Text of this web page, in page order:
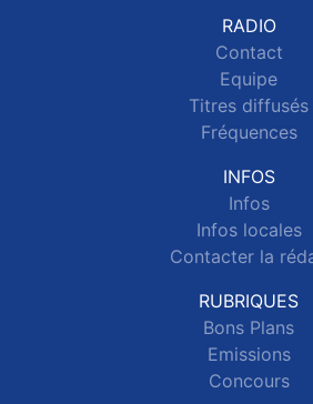
RADIO
Contact
Equipe
Titres diffusés
Fréquences
INFOS
Infos
Infos locales
Contacter la
RUBRIQUES
Bons Plans
Emissions
Concours